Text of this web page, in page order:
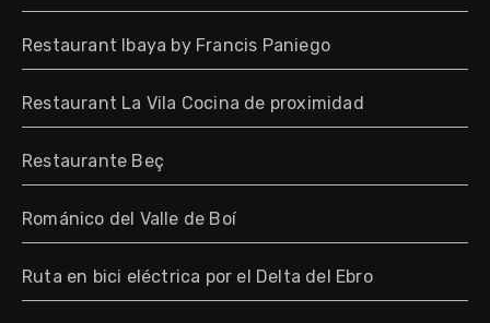
Restaurant Ibaya by Francis Paniego
Restaurant La Vila Cocina de proximidad
Restaurante Beç
Románico del Valle de Boí
Ruta en bici eléctrica por el Delta del Ebro